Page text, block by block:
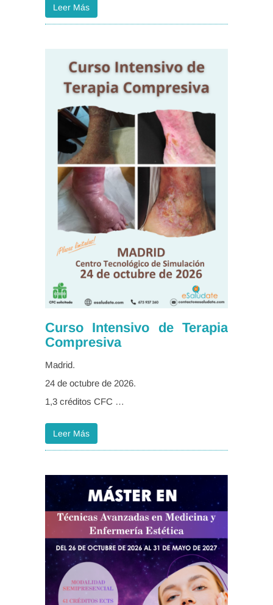
Leer Más
Curso Intensivo de Terapia
Compresiva
Madrid.
24 de octubre de 2026.
1,3 créditos CFC …
Leer Más